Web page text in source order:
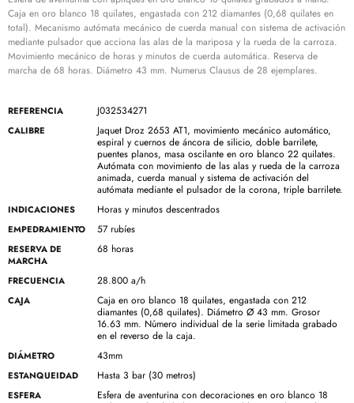
Caja en oro blanco 18 quilates, engastada con 212 diamantes (0,68 quilates en
total). Mecanismo autómata mecánico de cuerda manual con sistema de activación
mediante pulsador que acciona las alas de la mariposa y la rueda de la carroza.
Movimiento mecánico de horas y minutos de cuerda automática. Reserva de
marcha de 68 horas. Diámetro 43 mm. Numerus Clausus de 28 ejemplares.
REFERENCIA J032534271
CALIBRE
Jaquet Droz 2653 AT1, movimiento mecánico automático,
espiral y cuernos de áncora de silicio, doble barrilete,
puentes planos, masa oscilante en oro blanco 22 quilates.
Autómata con movimiento de las alas y rueda de la carroza
animada, cuerda manual y sistema de activación del
autómata mediante el pulsador de la corona, triple barrilete.
INDICACIONES Horas y minutos descentrados
EMPEDRAMIENTO 57 rubíes
RESERVA DE
MARCHA
68 horas
FRECUENCIA 28.800 a/h
CAJA
Caja en oro blanco 18 quilates, engastada con 212
diamantes (0,68 quilates). Diámetro Ø 43 mm. Grosor
16.63 mm. Número individual de la serie limitada grabado
en el reverso de la caja.
DIÁMETRO 43mm
ESTANQUEIDAD Hasta 3 bar (30 metros)
ESFERA
Esfera de aventurina con decoraciones en oro blanco 18